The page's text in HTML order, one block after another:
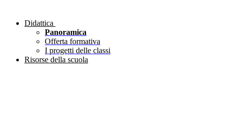
Didattica
Panoramica
Offerta formativa
I progetti delle classi
Risorse della scuola